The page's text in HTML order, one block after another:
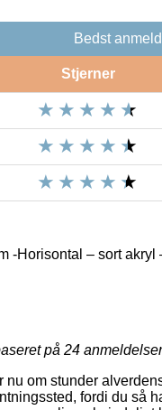
Bedst
Stjerner
-Horisontal – sort akryl
på 24 anmeldelser
om stunder
fordi du så